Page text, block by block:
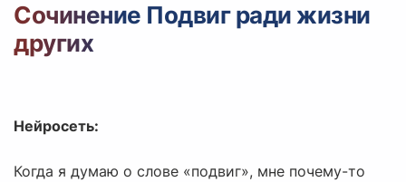
Вход с Telegram
Сочинение Подвиг ради жизни
других
Нейросеть:
Когда я думаю о слове «подвиг», мне почему-то